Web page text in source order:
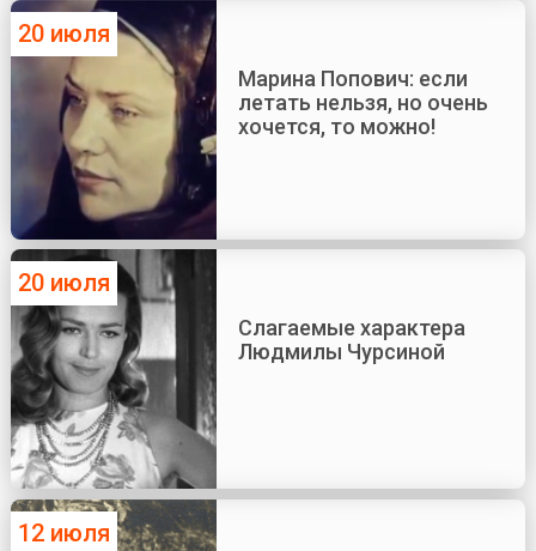
20 июля
Марина Попович: если
летать нельзя, но очень
хочется, то можно!
20 июля
Слагаемые характера
Людмилы Чурсиной
12 июля